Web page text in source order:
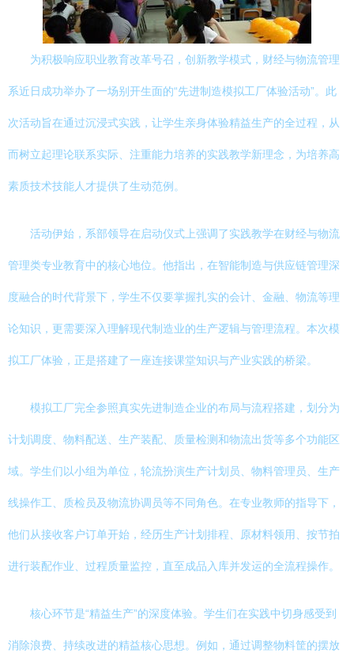
为积极响应职业教育改革号召，创新教学模式，财经与物流管理
系近日成功举办了一场别开生面的“先进制造模拟工厂体验活动”。此
次活动旨在通过沉浸式实践，让学生亲身体验精益生产的全过程，从
而树立起理论联系实际、注重能力培养的实践教学新理念，为培养高
素质技术技能人才提供了生动范例。
活动伊始，系部领导在启动仪式上强调了实践教学在财经与物流
管理类专业教育中的核心地位。他指出，在智能制造与供应链管理深
度融合的时代背景下，学生不仅要掌握扎实的会计、金融、物流等理
论知识，更需要深入理解现代制造业的生产逻辑与管理流程。本次模
拟工厂体验，正是搭建了一座连接课堂知识与产业实践的桥梁。
模拟工厂完全参照真实先进制造企业的布局与流程搭建，划分为
计划调度、物料配送、生产装配、质量检测和物流出货等多个功能区
域。学生们以小组为单位，轮流扮演生产计划员、物料管理员、生产
线操作工、质检员及物流协调员等不同角色。在专业教师的指导下，
他们从接收客户订单开始，经历生产计划排程、原材料领用、按节拍
进行装配作业、过程质量监控，直至成品入库并发运的全流程操作。
核心环节是“精益生产”的深度体验。学生们在实践中切身感受到
消除浪费、持续改进的精益核心思想。例如，通过调整物料筐的摆放